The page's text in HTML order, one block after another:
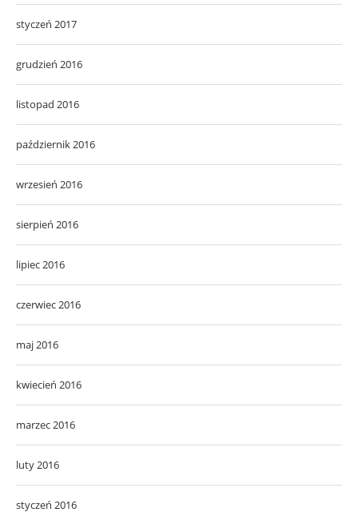
styczeń 2017
grudzień 2016
listopad 2016
październik 2016
wrzesień 2016
sierpień 2016
lipiec 2016
czerwiec 2016
maj 2016
kwiecień 2016
marzec 2016
luty 2016
styczeń 2016